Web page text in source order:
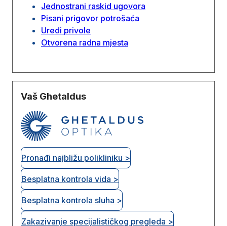
Jednostrani raskid ugovora
Pisani prigovor potrošaća
Uredi privole
Otvorena radna mjesta
Vaš Ghetaldus
Pronađi najbližu polikliniku >
Besplatna kontrola vida >
Besplatna kontrola sluha >
Zakazivanje specijalističkog pregleda >